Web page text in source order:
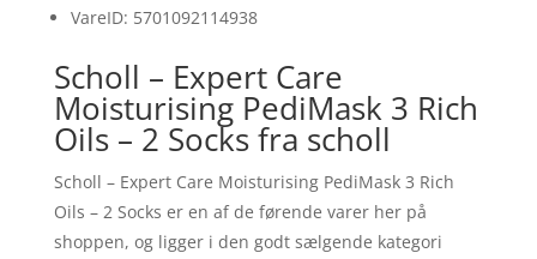
VareID: 5701092114938
Scholl – Expert Care
Moisturising PediMask 3 Rich
Oils – 2 Socks fra scholl
Scholl – Expert Care Moisturising PediMask 3 Rich
Oils – 2 Socks er en af de førende varer her på
shoppen, og ligger i den godt sælgende kategori